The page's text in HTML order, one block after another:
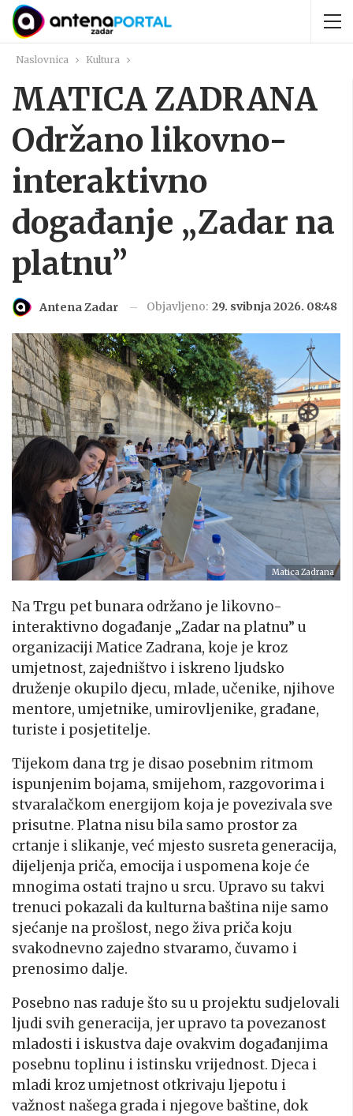
Naslovnica Kultura
MATICA ZADRANA
Održano likovno-
interaktivno
događanje „Zadar na
platnu”
Antena Zadar Objavljeno: 29. svibnja 2026. 08:48
Matica Zadrana
Na Trgu pet bunara održano je likovno-
interaktivno događanje „Zadar na platnu” u
organizaciji Matice Zadrana, koje je kroz
umjetnost, zajedništvo i iskreno ljudsko
druženje okupilo djecu, mlade, učenike, njihove
mentore, umjetnike, umirovljenike, građane,
turiste i posjetitelje.
Tijekom dana trg je disao posebnim ritmom
ispunjenim bojama, smijehom, razgovorima i
stvaralačkom energijom koja je povezivala sve
prisutne. Platna nisu bila samo prostor za
crtanje i slikanje, već mjesto susreta generacija,
dijeljenja priča, emocija i uspomena koje će
mnogima ostati trajno u srcu. Upravo su takvi
trenuci pokazali da kulturna baština nije samo
sjećanje na prošlost, nego živa priča koju
svakodnevno zajedno stvaramo, čuvamo i
prenosimo dalje.
Posebno nas raduje što su u projektu sudjelovali
ljudi svih generacija, jer upravo ta povezanost
mladosti i iskustva daje ovakvim događanjima
posebnu toplinu i istinsku vrijednost. Djeca i
mladi kroz umjetnost otkrivaju ljepotu i
važnost našega grada i njegove baštine, dok